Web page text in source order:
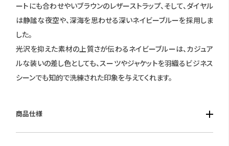
ートにも合わせやいブラウンのレザーストラップ、そして、ダイヤル
は静謐な夜空や、深海を思わせる深いネイビーブルーを採用しま
した。
光沢を抑えた素材の上質さが伝わるネイビーブルーは、カジュア
ルな装いの差し色としても、スーツやジャケットを羽織るビジネス
シーンでも知的で洗練された印象を与えてくれます。
商品仕様